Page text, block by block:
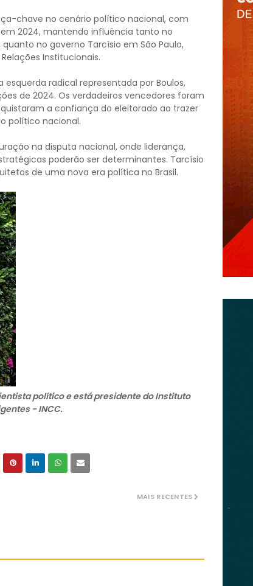
chave no cenário político nacional, com
em 2024, mantendo influência tanto no
no governo Tarcísio em São Paulo,
Institucionais.
radical representada por Boulos,
de 2024. Os verdadeiros vencedores foram
a confiança do eleitorado ao trazer
político nacional.
na disputa nacional, onde liderança,
poderão ser determinantes. Tarcísio
de uma nova era política no Brasil.
político e está presidente do Instituto
- INCC.
MAIS RECENTES